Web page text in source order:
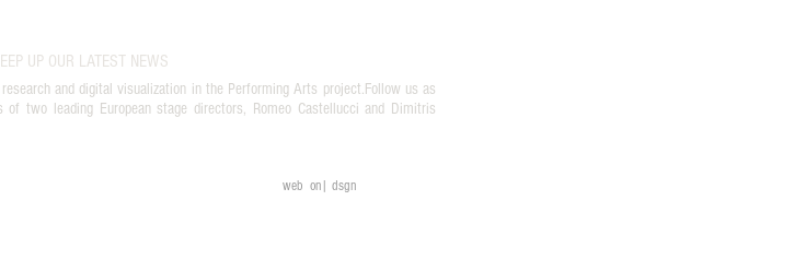
UP OUR LATEST NEWS
and digital visualization in the Performing Arts project.Follow us as
two leading European stage directors, Romeo Castellucci and Dimitris
web on| dsgn